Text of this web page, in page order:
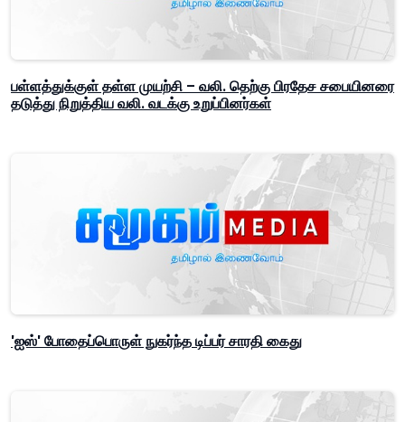
பள்ளத்துக்குள் தள்ள முயற்சி – வலி. தெற்கு பிரதேச சபையினரை
தடுத்து நிறுத்திய வலி. வடக்கு உறுப்பினர்கள்
'ஐஸ்' போதைப்பொருள் நுகர்ந்த டிப்பர் சாரதி கைது